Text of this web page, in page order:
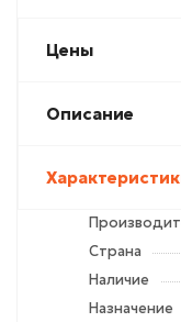
Цены
Описание
Страна
Наличие
Назначение